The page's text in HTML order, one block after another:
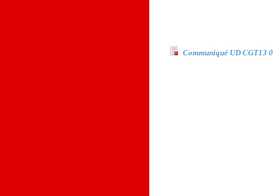
Communiqué UD CGT13